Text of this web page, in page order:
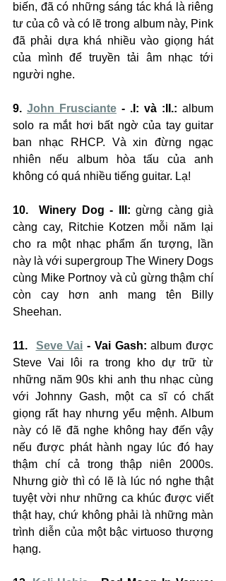
biến, đã có những sáng tác khá là riêng
tư của cô và có lẽ trong album này, Pink
đã phải dựa khá nhiều vào giọng hát
của mình để truyền tải âm nhạc tới
người nghe.
9. John Frusciante - .I: và :II.: album
solo ra mắt hơi bất ngờ của tay guitar
ban nhạc RHCP. Và xin đừng ngạc
nhiên nếu album hòa tấu của anh
không có quá nhiều tiếng guitar. Lạ!
10.  Winery Dog - III: gừng càng già
càng cay, Ritchie Kotzen mỗi năm lại
cho ra một nhạc phẩm ấn tượng, lần
này là với supergroup The Winery Dogs
cùng Mike Portnoy và củ gừng thậm chí
còn cay hơn anh mang tên Billy
Sheehan.
11. Seve Vai - Vai Gash: album được
Steve Vai lôi ra trong kho dự trữ từ
những năm 90s khi anh thu nhạc cùng
với Johnny Gash, một ca sĩ có chất
giọng rất hay nhưng yểu mệnh. Album
này có lẽ đã nghe không hay đến vậy
nếu được phát hành ngay lúc đó hay
thậm chí cả trong thập niên 2000s.
Nhưng giờ thì có lẽ là lúc nó nghe thật
tuyệt vời như những ca khúc được viết
thật hay, chứ không phải là những màn
trình diễn của một bậc virtuoso thượng
hạng.